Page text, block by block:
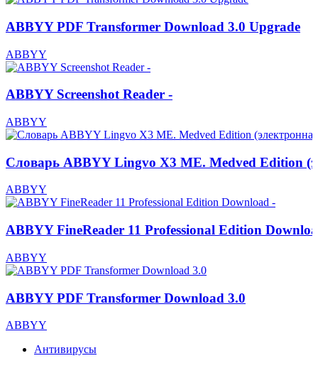
ABBYY PDF Transformer Download 3.0 Upgrade
ABBYY
ABBYY Screenshot Reader -
ABBYY
Словарь ABBYY Lingvo X3 ME. Medved Edition
ABBYY
ABBYY FineReader 11 Professional Edition
ABBYY
ABBYY PDF Transformer Download 3.0
ABBYY
Антивирусы